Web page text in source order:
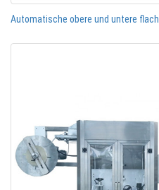
Automatische obere und untere